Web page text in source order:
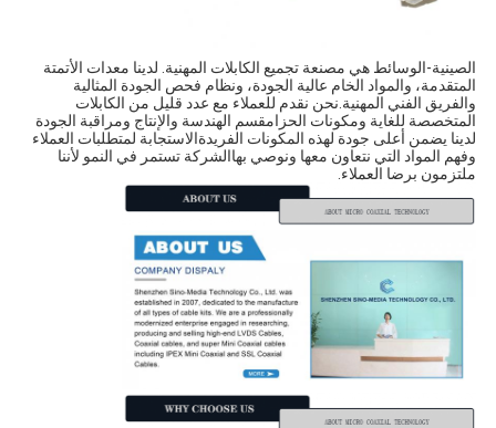
الصينية-الوسائط هي مصنعة تجميع الكابلات المهنية. لدينا معدات الأتمتة
المتقدمة، والمواد الخام عالية الجودة، ونظام فحص الجودة المثالية
والفريق الفني المهنية.نحن نقدم للعملاء مع عدد قليل من الكابلات
المتخصصة للغاية ومكونات الحزامقسم الهندسة والإنتاج ومراقبة الجودة
لدينا يضمن أعلى جودة لهذه المكونات الفريدةالاستجابة لمتطلبات العملاء
وفهم المواد التي نتعاون معها ونوصي بهاالشركة تستمر في النمو لأننا
ملتزمون برضا العملاء.